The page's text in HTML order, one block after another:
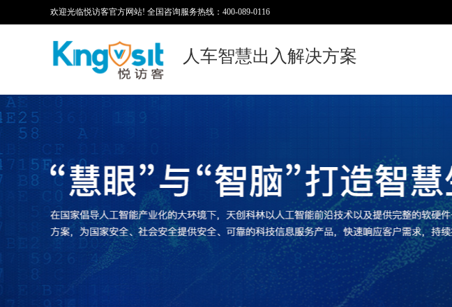
欢迎光临悦访客官方网站! 全国咨询服务热线：400-089-0116
人车智慧出入解决方案